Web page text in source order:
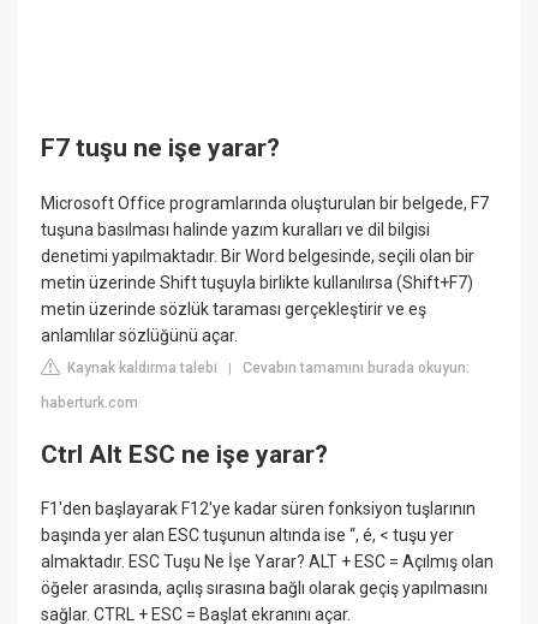
F7 tuşu ne işe yarar?
Microsoft Office programlarında oluşturulan bir belgede, F7
tuşuna basılması halinde yazım kuralları ve dil bilgisi
denetimi yapılmaktadır. Bir Word belgesinde, seçili olan bir
metin üzerinde Shift tuşuyla birlikte kullanılırsa (Shift+F7)
metin üzerinde sözlük taraması gerçekleştirir ve eş
anlamlılar sözlüğünü açar.
Kaynak kaldırma talebi |Cevabın tamamını burada okuyun:
haberturk.com
Ctrl Alt ESC ne işe yarar?
F1'den başlayarak F12'ye kadar süren fonksiyon tuşlarının
başında yer alan ESC tuşunun altında ise “, é, < tuşu yer
almaktadır. ESC Tuşu Ne İşe Yarar? ALT + ESC = Açılmış olan
öğeler arasında, açılış sırasına bağlı olarak geçiş yapılmasını
sağlar. CTRL + ESC = Başlat ekranını açar.